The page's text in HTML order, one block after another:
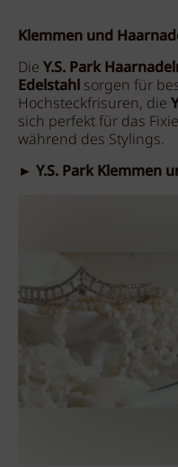
Klemmen und
Die Y.S. Park
Edelstahl sorgen für
Hochsteckfrisuren, die
sich perfekt für das
während des Stylings.
► Y.S. Park Klemmen